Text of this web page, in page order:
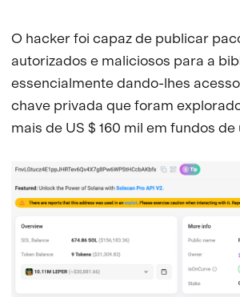
O hacker foi capaz de publicar
autorizados e maliciosos para a
essencialmente dando-lhes
chave privada que foram
mais de US $ 160 mil em fundos de